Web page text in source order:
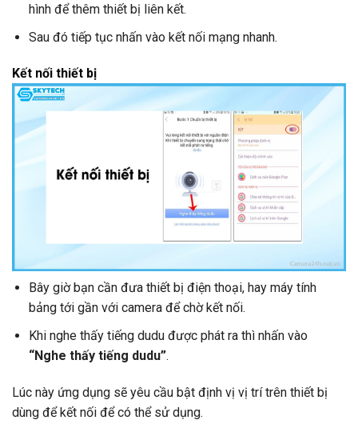
hình để thêm thiết bị liên kết.
Sau đó tiếp tục nhấn vào kết nối mạng nhanh.
Kết nối thiết bị
Bây giờ bạn cần đưa thiết bị điện thoại, hay máy tính
bảng tới gần với camera để chờ kết nối.
Khi nghe thấy tiếng dudu được phát ra thì nhấn vào
“Nghe thấy tiếng dudu”.
Lúc này ứng dụng sẽ yêu cầu bật định vị vị trí trên thiết bị
dùng để kết nối để có thể sử dụng.